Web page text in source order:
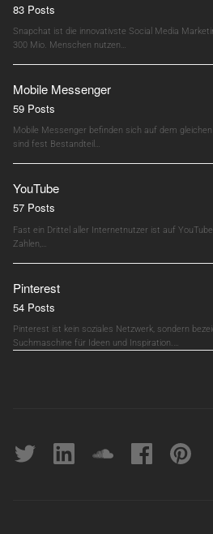
83 Posts
Snapchat ist die innovativste Social Media
300 Mio. Menschen nutzen…
Mobile Messenger
59 Posts
Mobile Messenger befinden sich auf dem
sind fest Bestandteil…
YouTube
57 Posts
Fast ein Drittel aller Internetnutzer ist auf
Zahlen,…
Pinterest
54 Posts
Pinterest ist kein soziales Netzwerk, sondern
Suchmaschine für Ideen und Inspiration.…
Twitter linkedin soundcloudFacebookpinterest